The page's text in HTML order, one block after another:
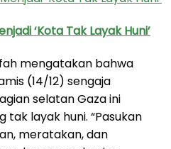
‘Kota Tak Layak Huni’
mengatakan bahwa
(14/12) sengaja
selatan Gaza ini
tak layak huni. “Pasukan
meratakan, dan